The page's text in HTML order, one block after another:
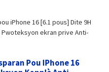
Pou IPhone 16